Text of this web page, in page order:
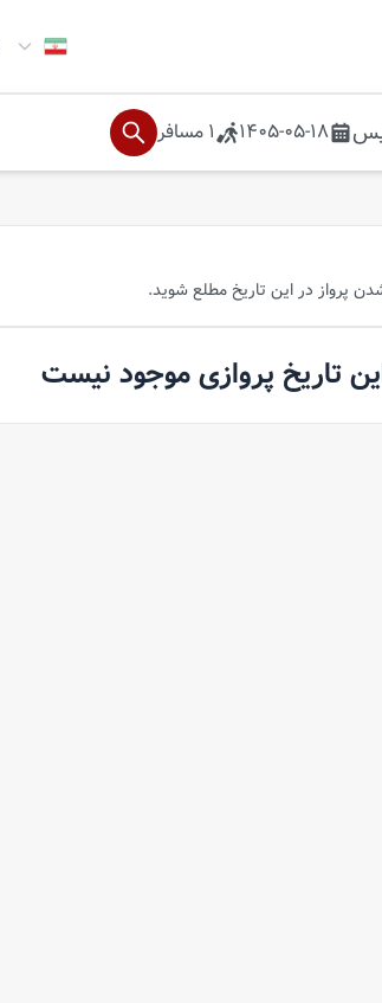
1405-05-18
1 مسافر
پرواز در این تاریخ مطلع شوید.
تاریخ پروازی موجود نیست